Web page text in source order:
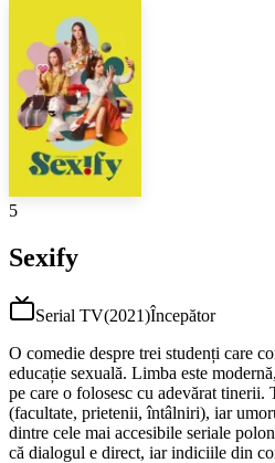
5
Sexify
Serial TV(2021)Începător
O comedie despre trei studenți care
educație sexuală. Limba este
pe care o folosesc cu adevărat tinerii.
(facultate, prietenii, întâlniri), iar
dintre cele mai accesibile seriale
că dialogul e direct, iar indiciile din